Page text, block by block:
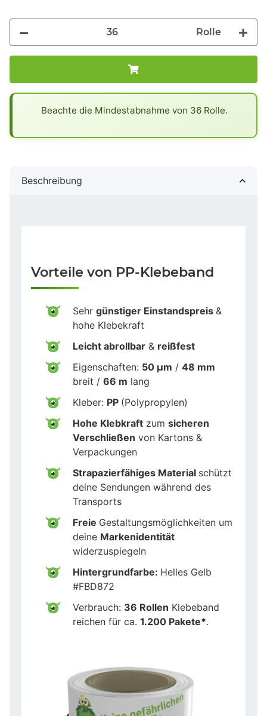
Rolle
Beachte die Mindestabnahme von 36 Rolle.
Beschreibung
Vorteile von PP-Klebeband
Sehr günstiger Einstandspreis &
hohe Klebekraft
Leicht abrollbar & reißfest
Eigenschaften: 50 µm / 48 mm
breit / 66 m lang
Kleber: PP (Polypropylen)
Hohe Klebkraft zum sicheren
Verschließen von Kartons &
Verpackungen
Strapazierfähiges Material schützt
deine Sendungen während des
Transports
Freie Gestaltungsmöglichkeiten um
deine Markenidentität
widerzuspiegeln
Hintergrundfarbe: Helles Gelb
#FBD872
Verbrauch: 36 Rollen Klebeband
reichen für ca. 1.200 Pakete*.